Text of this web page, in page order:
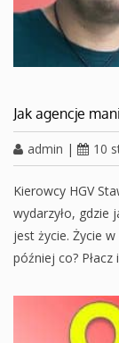
Jak agencje
admin | 10
Kierowcy HGV
wydarzyło, gdzie
jest życie. Życie
później co? Płacz